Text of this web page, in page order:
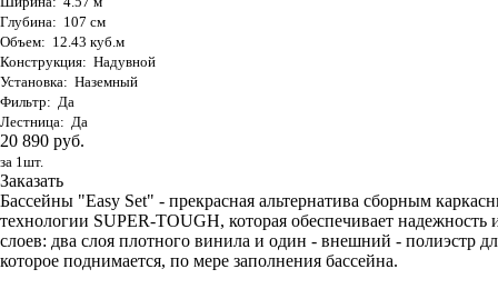
Глубина: 107 см
Объем: 12.43 куб.м
Конструкция: Надувной
Установка: Наземный
Фильтр: Да
Лестница: Да
20 890 руб.
за 1шт.
Заказать
Бассейны "Easy Set" - прекрасная альтернатива сборным
технологии SUPER-TOUGH, которая обеспечивает
слоев: два слоя плотного винила и один - внешний - полиэстр
которое поднимается, по мере заполнения бассейна.